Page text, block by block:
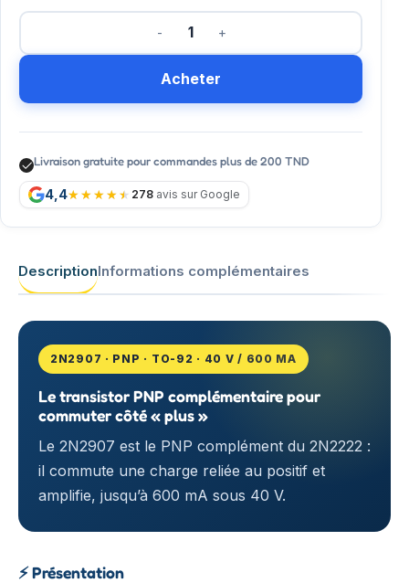
Acheter
Livraison gratuite pour commandes plus de 200 TND
4,4 278 avis sur Google
DescriptionInformations complémentaires
2N2907 · PNP · TO-92 · 40 V / 600 MA
Le transistor PNP complémentaire pour
commuter côté « plus »
Le 2N2907 est le PNP complément du 2N2222 :
il commute une charge reliée au positif et
amplifie, jusqu’à 600 mA sous 40 V.
⚡Présentation